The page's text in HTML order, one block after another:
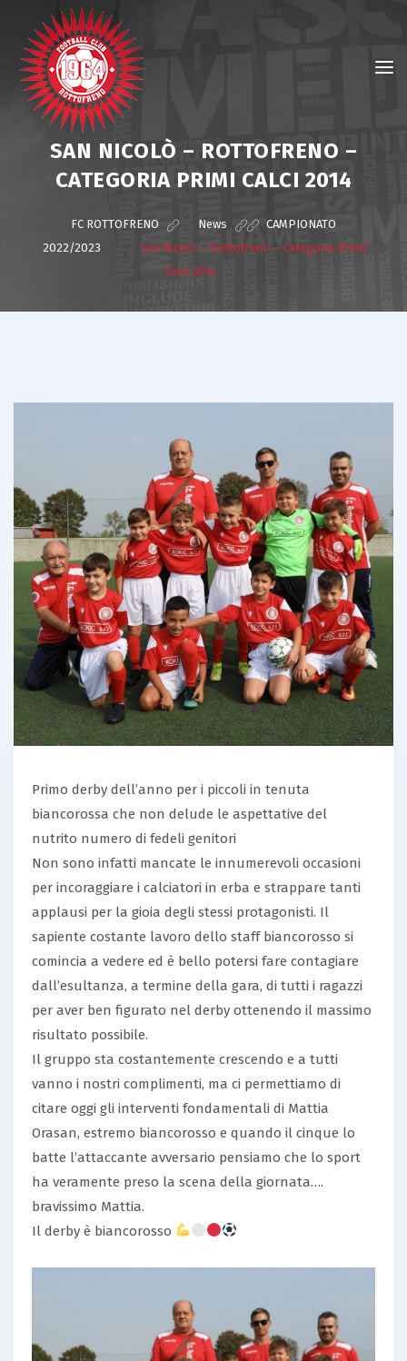
SAN NICOLÒ – ROTTOFRENO –
CATEGORIA PRIMI CALCI 2014
FC ROTTOFRENO News > CAMPIONATO
2022/2023
San Nicolò – Rottofreno – Categoria Primi
Calci 2014
Primo derby dell’anno per i piccoli in tenuta
biancorossa che non delude le aspettative del
nutrito numero di fedeli genitori
Non sono infatti mancate le innumerevoli occasioni
per incoraggiare i calciatori in erba e strappare tanti
applausi per la gioia degli stessi protagonisti. Il
sapiente costante lavoro dello staff biancorosso si
comincia a vedere ed è bello potersi fare contagiare
dall’esultanza, a termine della gara, di tutti i ragazzi
per aver ben figurato nel derby ottenendo il massimo
risultato possibile.
Il gruppo sta costantemente crescendo e a tutti
vanno i nostri complimenti, ma ci permettiamo di
citare oggi gli interventi fondamentali di Mattia
Orasan, estremo biancorosso e quando il cinque lo
batte l’attaccante avversario pensiamo che lo sport
ha veramente preso la scena della giornata….
bravissimo Mattia.
Il derby è biancorosso